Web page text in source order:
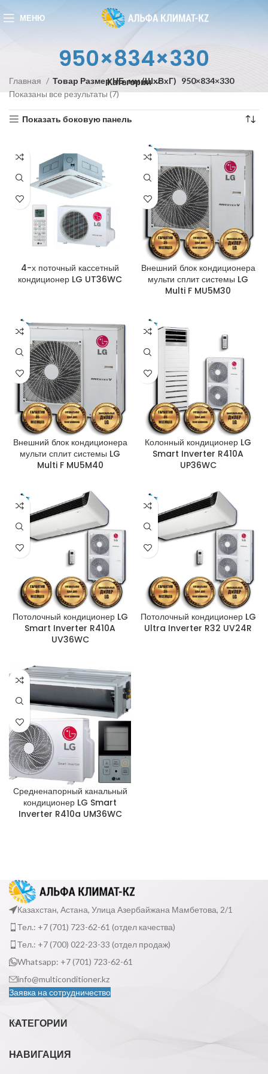
МЕНЮ
950×834×330
Категории
Главная Товар Размер НБ, мм (ШxВxГ) 950×834×330
Показаны все результаты (7)
Показать боковую панель
4-х поточный кассетный
кондиционер LG UT36WC
Внешний блок кондиционера
мульти сплит системы LG
Multi F MU5M30
Внешний блок кондиционера
мульти сплит системы LG
Multi F MU5M40
Колонный кондиционер LG
Smart Inverter R410A
UP36WC
Потолочный кондиционер LG
Smart Inverter R410A
UV36WC
Потолочный кондиционер LG
Ultra Inverter R32 UV24R
Средненапорный канальный
кондиционер LG Smart
Inverter R410a UM36WC
Казахстан, Астана, Улица Азербайжана Мамбетова, 2/1
Тел.: +7 (701) 723-62-61 (отдел качества)
Тел.: +7 (700) 022-23-33 (отдел продаж)
Whatsapp: +7 (701) 723-62-61
info@multiconditioner.kz
Заявка на сотрудничество
КАТЕГОРИИ
НАВИГАЦИЯ